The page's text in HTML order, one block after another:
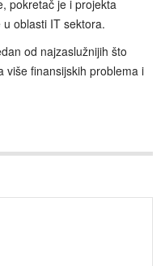
pokretač je i projekta
oblasti IT sektora.
od najzaslužnijih što
više finansijskih problema i